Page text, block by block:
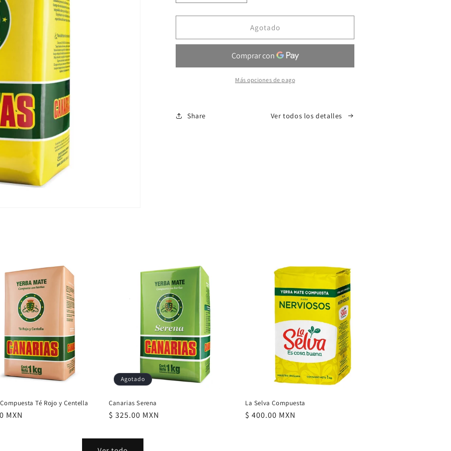
cantidad
para
Tradicional
cantidad
para
Canarias
Tradicional
Agotado
Más opciones de pago
Share Ver todos los detalles
Té Rojo y Centella
MXN
Agotado
Canarias Serena
Precio
$ 325.00 MXN
La Selva Compuesta
Precio
$ 400.00 MXN